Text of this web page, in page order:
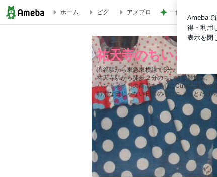
祐天寺のちいさなﾊﾝﾄﾞﾒｲﾄﾞ雑貨店「＋flower(ｱﾝﾄﾞﾌﾗﾜｰ）」
ホーム ピグ アメブロ 一音で空気を変
祐天寺のちいさなﾊ
渋谷駅から東急東横線で6分♪
祐天寺駅から徒歩２分のちいさな雑貨店。
ハンドメイドの商品を中心にCuteな女性
特別な日じゃない日常の心にちょっとだ